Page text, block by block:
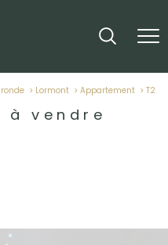
Lormont Appartement t2
à vendre